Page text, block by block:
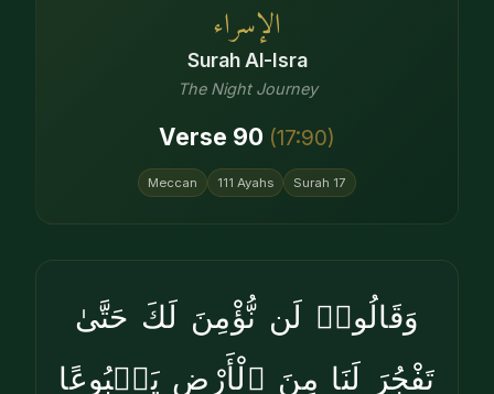
الإسراء
Surah Al-Isra
The Night Journey
Verse 90 (17:90)
Meccan 111 Ayahs Surah 17
وَقَالُوا۟ لَن نُّؤْمِنَ لَكَ حَتَّىٰ
تَفْجُرَ لَنَا مِنَ ٱلْأَرْضِ يَنۢبُوعًا